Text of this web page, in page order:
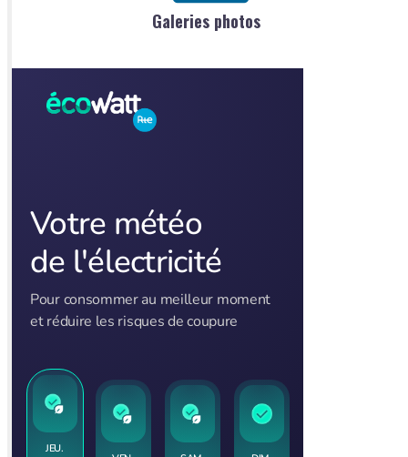
Galeries photos